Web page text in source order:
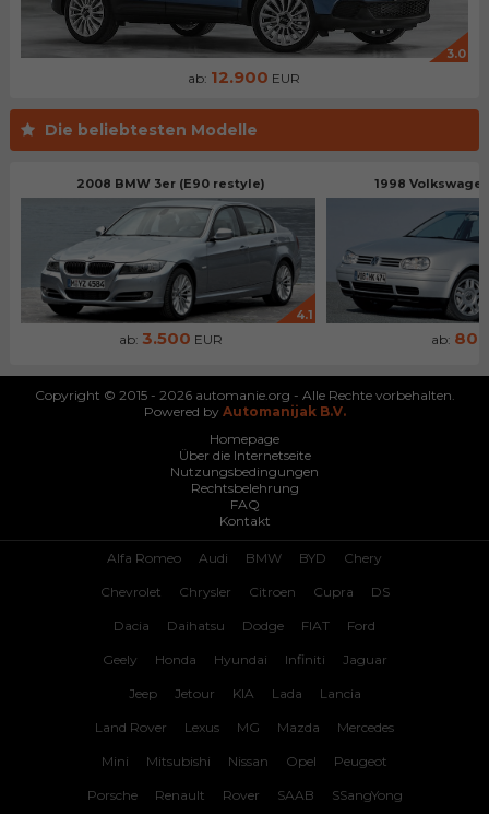
3.0
ab: 12.900 EUR
Die beliebtesten Modelle
2008 BMW 3er (E90 restyle)
4.1
ab: 3.500 EUR
1998
ab: 800
Copyright © 2015 - 2026 automanie.org - Alle Rechte vorbehalten.
Powered by Automanijak B.V.
Homepage
Über die Internetseite
Nutzungsbedingungen
Rechtsbelehrung
FAQ
Kontakt
Alfa Romeo Audi BMW BYD Chery
Chevrolet Chrysler Citroen Cupra DS
Dacia Daihatsu Dodge FIAT Ford
Geely Honda Hyundai Infiniti Jaguar
Jeep Jetour KIA Lada Lancia
Land Rover Lexus MG Mazda Mercedes
Mini Mitsubishi Nissan Opel Peugeot
Porsche Renault Rover SAAB SSangYong